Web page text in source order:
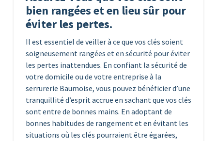
bien rangées et en lieu sûr pour
éviter les pertes.
Il est essentiel de veiller à ce que vos clés soient
soigneusement rangées et en sécurité pour éviter
les pertes inattendues. En confiant la sécurité de
votre domicile ou de votre entreprise à la
serrurerie Baumoise, vous pouvez bénéficier d’une
tranquillité d’esprit accrue en sachant que vos clés
sont entre de bonnes mains. En adoptant de
bonnes habitudes de rangement et en évitant les
situations où les clés pourraient être égarées,